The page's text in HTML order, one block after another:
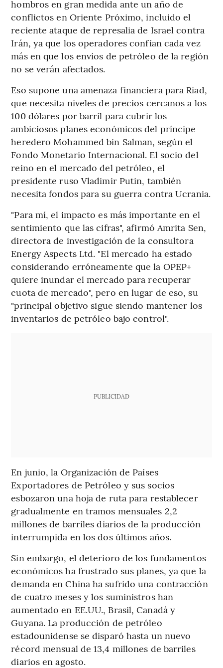
hombros en gran medida ante un año de
conflictos en Oriente Próximo, incluido el
reciente ataque de represalia de Israel contra
Irán, ya que los operadores confían cada vez
más en que los envíos de petróleo de la región
no se verán afectados.
Eso supone una amenaza financiera para Riad,
que necesita niveles de precios cercanos a los
100 dólares por barril para cubrir los
ambiciosos planes económicos del príncipe
heredero Mohammed bin Salman, según el
Fondo Monetario Internacional. El socio del
reino en el mercado del petróleo, el
presidente ruso Vladimir Putin, también
necesita fondos para su guerra contra Ucrania.
"Para mí, el impacto es más importante en el
sentimiento que las cifras", afirmó Amrita Sen,
directora de investigación de la consultora
Energy Aspects Ltd. "El mercado ha estado
considerando erróneamente que la OPEP+
quiere inundar el mercado para recuperar
cuota de mercado", pero en lugar de eso, su
"principal objetivo sigue siendo mantener los
inventarios de petróleo bajo control".
PUBLICIDAD
En junio, la Organización de Países
Exportadores de Petróleo y sus socios
esbozaron una hoja de ruta para restablecer
gradualmente en tramos mensuales 2,2
millones de barriles diarios de la producción
interrumpida en los dos últimos años.
Sin embargo, el deterioro de los fundamentos
económicos ha frustrado sus planes, ya que la
demanda en China ha sufrido una contracción
de cuatro meses y los suministros han
aumentado en EE.UU., Brasil, Canadá y
Guyana. La producción de petróleo
estadounidense se disparó hasta un nuevo
récord mensual de 13,4 millones de barriles
diarios en agosto.